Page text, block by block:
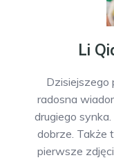
Li
Dzisiejszego
radosna
drugiego
dobrze. Także
pierwsze